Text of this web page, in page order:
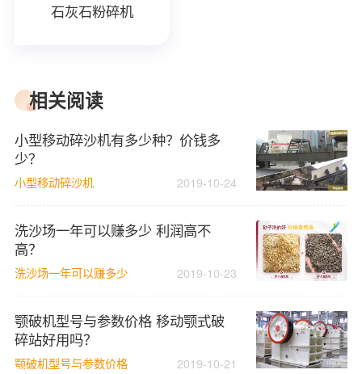
石灰石粉碎机
相关阅读
小型移动碎沙机有多少种？价钱多
少？
小型移动碎沙机 2019-10-24
洗沙场一年可以赚多少 利润高不
高？
洗沙场一年可以赚多少 2019-10-23
颚破机型号与参数价格 移动颚式破
碎站好用吗？
颚破机型号与参数价格 2019-10-21